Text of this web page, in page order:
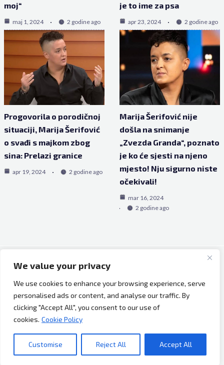
We value your privacy
We use cookies to enhance your browsing experience, serve
personalised ads or content, and analyse our traffic. By
clicking "Accept All", you consent to our use of
cookies. Cookie Policy
Customise Reject All Accept All
moj“
maj 1, 2024 2 godine ago
je to ime za psa
apr 23, 2024 2 godine ago
Progovorila o porodičnoj
situaciji, Marija Šerifović
o svađi s majkom zbog
sina: Prelazi granice
apr 19, 2024 2 godine ago
Marija Šerifović nije
došla na snimanje
„Zvezda Granda“, poznato
je ko će sjesti na njeno
mjesto! Nju sigurno niste
očekivali!
mar 16, 2024
2 godine ago
Copyright © 2026 Bh Dijaspora.
O nama
Marketing
Uslovi korištenja